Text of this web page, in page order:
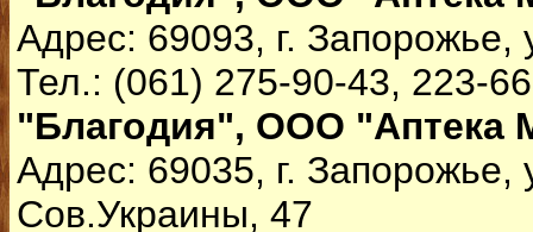
Адрес: 69093, г. Запорожье,
Тел.: (061) 275-90-43, 223-
"Благодия", ООО "Аптека
Адрес: 69035, г. Запорожье,
Сов.Украины, 47